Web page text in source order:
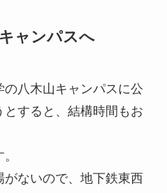
ャンパスへ
八木山キャンパスに公
すると、結構時間もお
がないので、地下鉄東西